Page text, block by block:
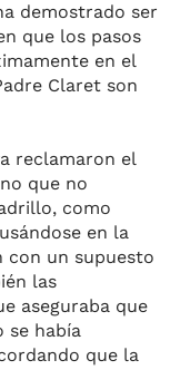
demostrado ser
que los pasos
en el
Claret son
reclamaron el
que no
como
en la
con un supuesto
las
aseguraba que
se había
que la